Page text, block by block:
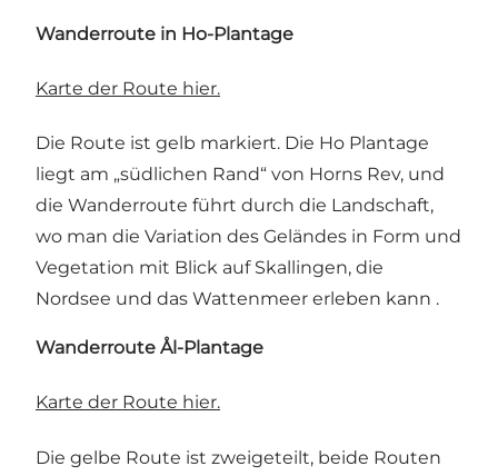
Wanderroute in Ho-Plantage
Karte der Route hier.
Die Route ist gelb markiert. Die Ho Plantage
liegt am „südlichen Rand“ von Horns Rev, und
die Wanderroute führt durch die Landschaft,
wo man die Variation des Geländes in Form und
Vegetation mit Blick auf Skallingen, die
Nordsee und das Wattenmeer erleben kann .
Wanderroute Ål-Plantage
Karte der Route hier.
Die gelbe Route ist zweigeteilt, beide Routen